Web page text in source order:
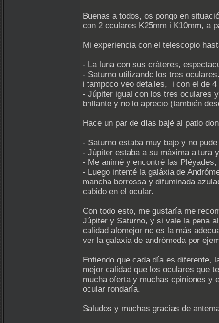
Buenas a todos, os pongo en
con 2 oculares K25mm i K10mm, a
Mi experiencia con el telescopio
- La luna con sus cráteres,
- Saturno utilizando los tres
i tampoco veo detalles, i con el de
- Júpiter igual con los tres oculares
brillante y no lo aprecio (también
Hace un par de días bajé al patio
- Saturno estaba muy bajo y no
- Júpiter estaba a su máxima altura
- Me animé y encontré las
- Luego intenté la galáxia de
mancha borrossa y difuminada
cabido en el ocular.
Con todo esto, me gustaría me
Júpiter y Saturno, y si vale la pena
calidad alomejor no es la más
ver la galaxia de andrómeda por
Entiendo que cada día es diferente,
mejor calidad que los oculares que
mucha oferta y muchas opiniones y
ocular rondaría.
Saludos y muchas gracias de